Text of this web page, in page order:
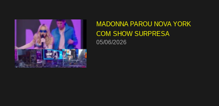
MADONNA PAROU NOVA YORK
COM SHOW SURPRESA
05/06/2026